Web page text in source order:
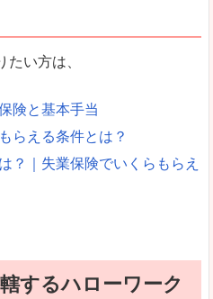
い方は、
険と基本手当
らえる条件とは？
？｜失業保険でいくらもらえ
するハローワーク